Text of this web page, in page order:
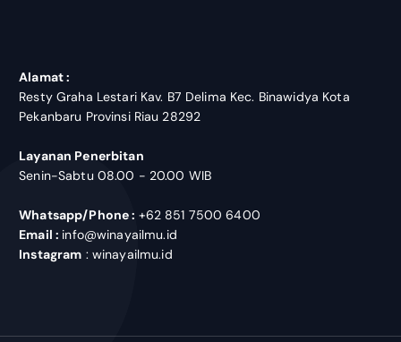
Alamat :
Resty Graha Lestari Kav. B7 Delima Kec. Binawidya Kota
Pekanbaru Provinsi Riau 28292
Layanan Penerbitan
Senin-Sabtu 08.00 - 20.00 WIB
Whatsapp/Phone : +62 851 7500 6400
Email : info@winayailmu.id
Instagram : winayailmu.id